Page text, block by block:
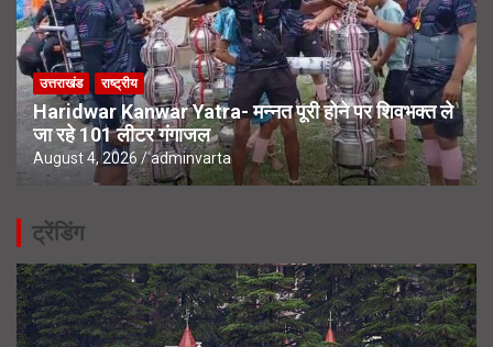
उत्तराखंड राष्ट्रीय
Haridwar Kanwar Yatra- मन्नत पूरी होने पर शिवभक्त ले
जा रहे 101 लीटर गंगाजल
August 4, 2026 adminvarta
ट्रेंडिंग